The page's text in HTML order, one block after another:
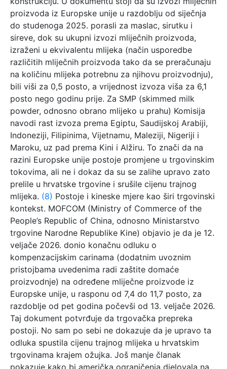
proizvoda iz Europske unije u razdoblju od siječnja
do studenoga 2025. porasli za maslac, sirutku i
sireve, dok su ukupni izvozi mliječnih proizvoda,
izraženi u ekvivalentu mlijeka (način usporedbe
različitih mliječnih proizvoda tako da se preračunaju
na količinu mlijeka potrebnu za njihovu proizvodnju),
bili viši za 0,5 posto, a vrijednost izvoza viša za 6,1
posto nego godinu prije. Za SMP (skimmed milk
powder, odnosno obrano mlijeko u prahu) Komisija
navodi rast izvoza prema Egiptu, Saudijskoj Arabiji,
Indoneziji, Filipinima, Vijetnamu, Maleziji, Nigeriji i
Maroku, uz pad prema Kini i Alžiru. To znači da na
razini Europske unije postoje promjene u trgovinskim
tokovima, ali ne i dokaz da su se zalihe upravo zato
prelile u hrvatske trgovine i srušile cijenu trajnog
mlijeka. (8) Postoje i kineske mjere kao širi trgovinski
kontekst. MOFCOM (Ministry of Commerce of the
People’s Republic of China, odnosno Ministarstvo
trgovine Narodne Republike Kine) objavio je da je 12.
veljače 2026. donio konačnu odluku o
kompenzacijskim carinama (dodatnim uvoznim
pristojbama uvedenima radi zaštite domaće
proizvodnje) na određene mliječne proizvode iz
Europske unije, u rasponu od 7,4 do 11,7 posto, za
razdoblje od pet godina počevši od 13. veljače 2026.
Taj dokument potvrđuje da trgovačka prepreka
postoji. No sam po sebi ne dokazuje da je upravo ta
odluka spustila cijenu trajnog mlijeka u hrvatskim
trgovinama krajem ožujka. Još manje članak
pokazuje kako bi američka ograničenja djelovala na